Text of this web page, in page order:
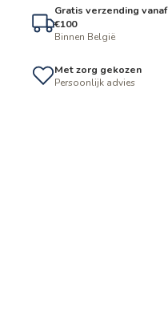
Gratis verzending vanaf
€100
Binnen België
Met zorg gekozen
Persoonlijk advies